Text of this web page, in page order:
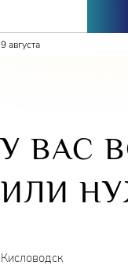
9 августа
У ВАС
ИЛИ
Кисловодск